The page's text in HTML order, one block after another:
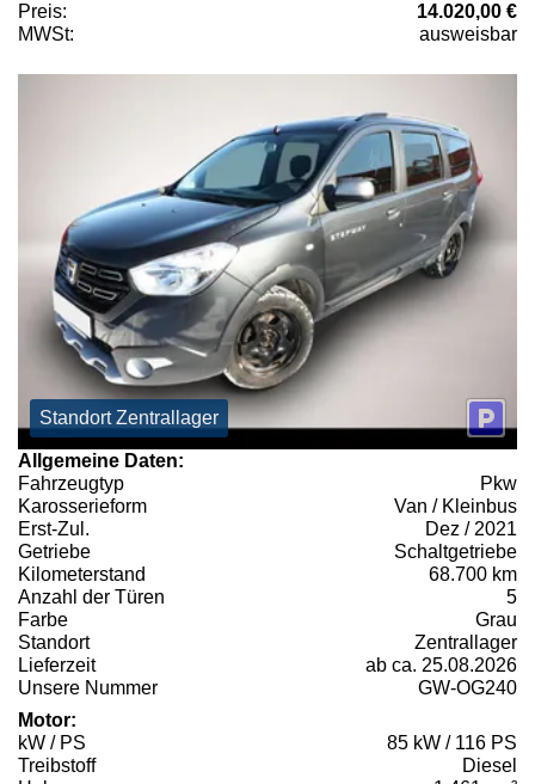
Preis:
14.020,00 €
MWSt:
ausweisbar
Standort Zentrallager
Allgemeine Daten:
Fahrzeugtyp
Pkw
Karosserieform
Van / Kleinbus
Erst-Zul.
Dez / 2021
Getriebe
Schaltgetriebe
Kilometerstand
68.700 km
Anzahl der Türen
5
Farbe
Grau
Standort
Zentrallager
Lieferzeit
ab ca. 25.08.2026
Unsere Nummer
GW-OG240
Motor:
kW / PS
85 kW / 116 PS
Treibstoff
Diesel